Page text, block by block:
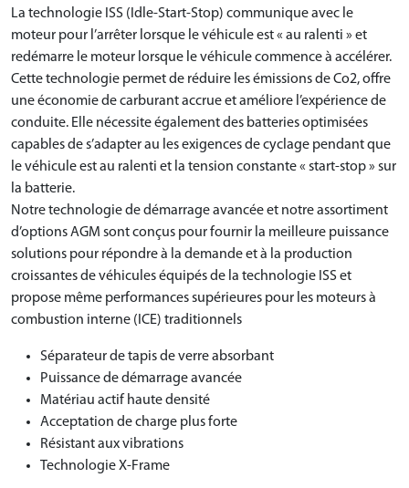
La technologie ISS (Idle-Start-Stop) communique avec le
moteur pour l’arrêter lorsque le véhicule est « au ralenti » et
redémarre le moteur lorsque le véhicule commence à accélérer.
Cette technologie permet de réduire les émissions de Co2, offre
une économie de carburant accrue et améliore l’expérience de
conduite. Elle nécessite également des batteries optimisées
capables de s’adapter au les exigences de cyclage pendant que
le véhicule est au ralenti et la tension constante « start-stop » sur
la batterie.
Notre technologie de démarrage avancée et notre assortiment
d’options AGM sont conçus pour fournir la meilleure puissance
solutions pour répondre à la demande et à la production
croissantes de véhicules équipés de la technologie ISS et
propose même performances supérieures pour les moteurs à
combustion interne (ICE) traditionnels
Séparateur de tapis de verre absorbant
Puissance de démarrage avancée
Matériau actif haute densité
Acceptation de charge plus forte
Résistant aux vibrations
Technologie X-Frame